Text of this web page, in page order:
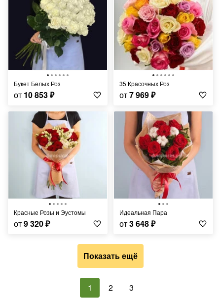
Букет Белых Роз
от 10 853₽
35 Красочных Роз
от7 969₽
Красные Розы и Эустомы
от9 320₽
Идеальная Пара
от3 648₽
Показать ещё
1 2 3